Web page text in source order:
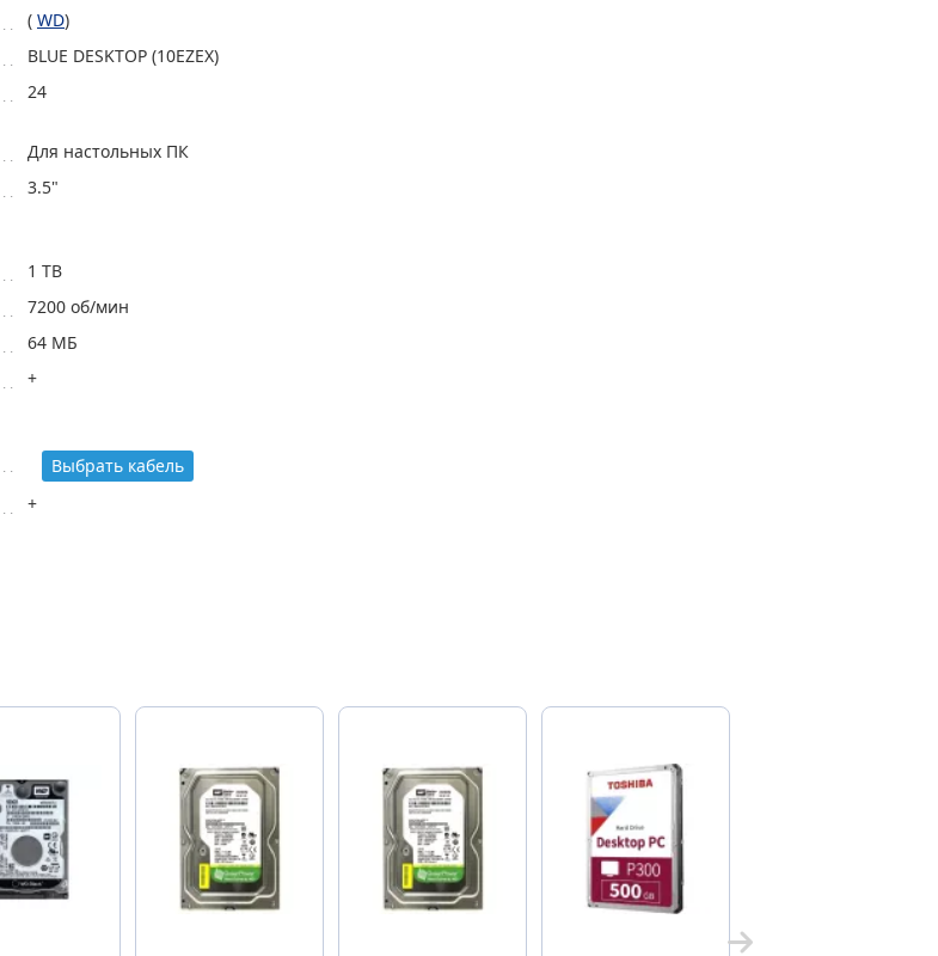
( WD)
BLUE DESKTOP (10EZEX)
24
Для настольных ПК
3.5"
1 TB
7200 об/мин
64 МБ
+
Выбрать кабель
+